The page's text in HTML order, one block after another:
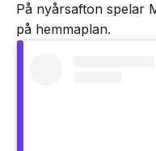
På nyårsafton spelar
på hemmaplan.